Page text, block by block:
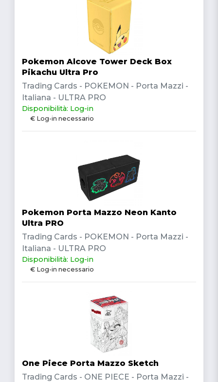
Pokemon Alcove Tower Deck Box
Pikachu Ultra Pro
Trading Cards - POKEMON - Porta Mazzi -
Italiana - ULTRA PRO
Disponibilità: Log-in
€ Log-in necessario
Pokemon Porta Mazzo Neon Kanto
Ultra PRO
Trading Cards - POKEMON - Porta Mazzi -
Italiana - ULTRA PRO
Disponibilità: Log-in
€ Log-in necessario
One Piece Porta Mazzo Sketch
Trading Cards - ONE PIECE - Porta Mazzi -